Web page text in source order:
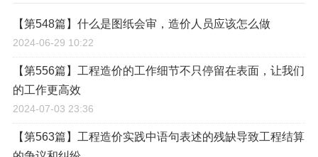
【第548篇】什么是图纸会审，造价人员应该怎么做
2024-06-29 10:22
【第556篇】工程造价的工作细节不只停留在表面，让我们
的工作更高效
2024-07-03 23:36
【第563篇】工程造价实践中语句表述的残缺导致工程结算